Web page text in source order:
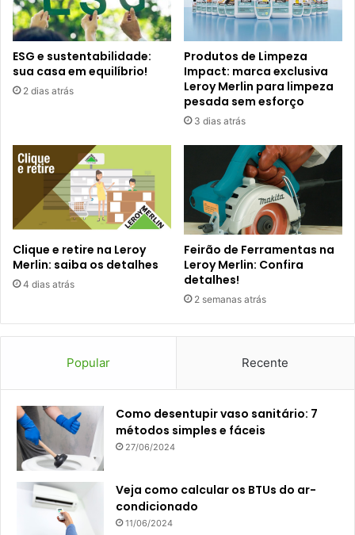
ESG e sustentabilidade:
sua casa em equilíbrio!
2 dias atrás
Produtos de Limpeza
Impact: marca exclusiva
Leroy Merlin para limpeza
pesada sem esforço
3 dias atrás
Clique e retire na Leroy
Merlin: saiba os detalhes
4 dias atrás
Feirão de Ferramentas na
Leroy Merlin: Confira
detalhes!
2 semanas atrás
Popular Recente
Como desentupir vaso sanitário: 7
métodos simples e fáceis
27/06/2024
Veja como calcular os BTUs do ar-
condicionado
11/06/2024